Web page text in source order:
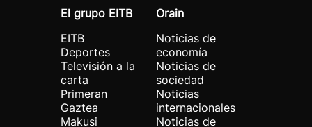
El grupo EITB
EITB
Deportes
Televisión a la
carta
Primeran
Gaztea
Makusi
Orain
Noticias de
economía
Noticias de
sociedad
Noticias
internacionales
Noticias de